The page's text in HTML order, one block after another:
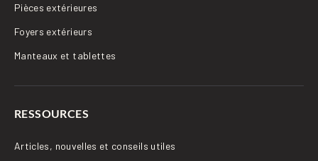
Pièces extérieures
Foyers extérieurs
Manteaux et tablettes
RESSOURCES
Articles, nouvelles et conseils utiles